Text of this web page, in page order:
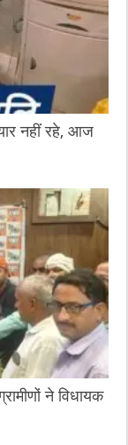
नहीं रहे, आज
ने विधायक